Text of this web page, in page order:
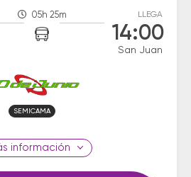
05h 25m LLEGA
14:00
San Juan
SEMICAMA
información